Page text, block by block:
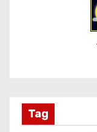
Tag